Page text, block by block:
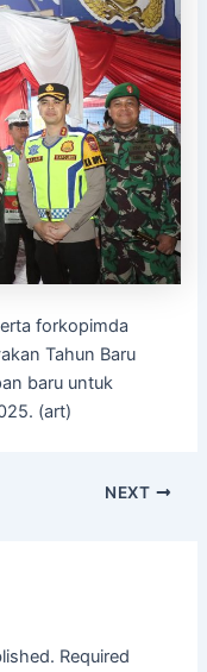
forkopimda
Tahun Baru
baru untuk
(art)
NEXT
Required